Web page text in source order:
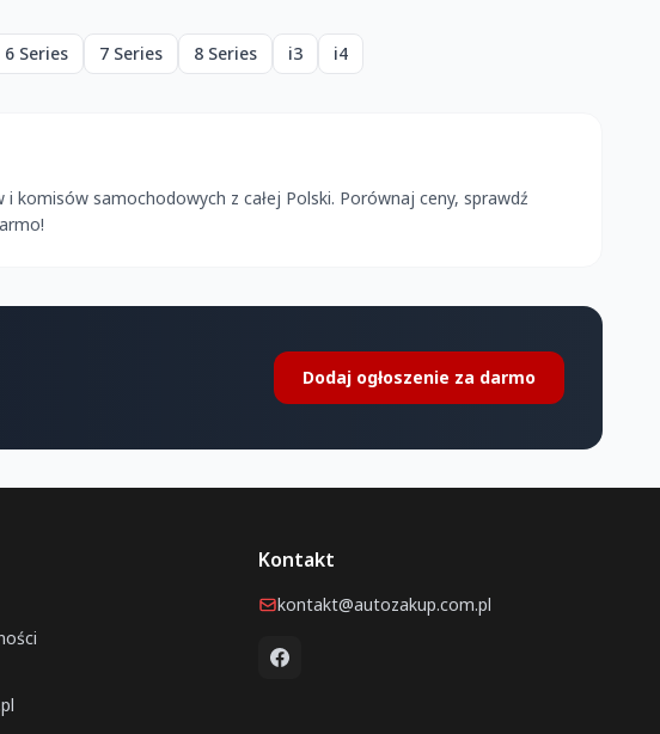
6 Series 7 Series 8 Series i3 i4
samochodowych z całej Polski. Porównaj ceny, sprawdź
Dodaj ogłoszenie za darmo
Kontakt
kontakt@autozakup.com.pl